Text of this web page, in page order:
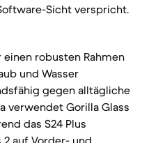
Sicht verspricht.
robusten Rahmen
und Wasser
gegen alltägliche
verwendet Gorilla Glass
das S24 Plus
auf Vorder- und